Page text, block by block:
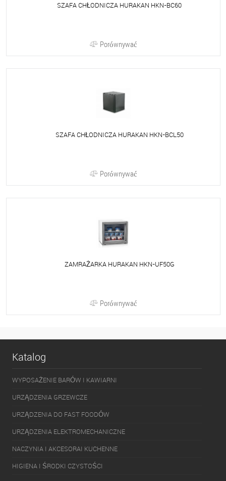
SZAFA CHŁODNICZA HURAKAN HKN-BC60
Porównywać
SZAFA CHŁODNICZA HURAKAN HKN-BCL50
Porównywać
ZAMRAŻARKA HURAKAN HKN-UF50G
Porównywać
Katalog
WYPOSAŻENIE BARÓW I KAWIARNI
URZĄDZENIA GRZEWCZE
URZĄDZENIA DO FAST FOODÓW
URZĄDZENIA ELEKTROMECHANICZNE
NACZYNIA I AKCESORAI KUCHENNE
HIGIENA I ŚRODKI CZYSTOŚCI